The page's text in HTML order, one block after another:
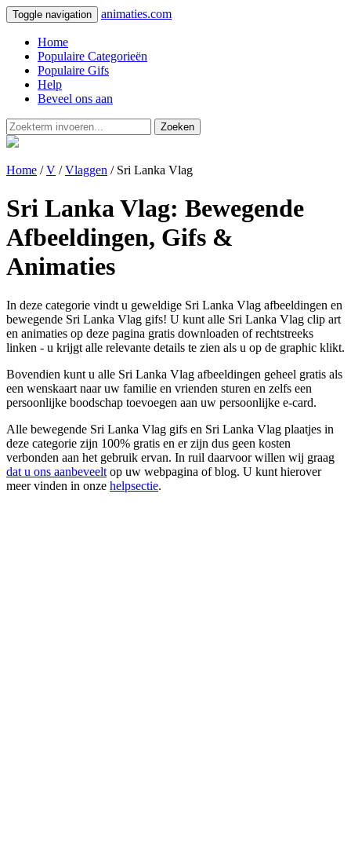
Toggle navigation animaties.com
Home
Populaire Categorieën
Populaire Gifs
Help
Beveel ons aan
Zoeken
Home /V /Vlaggen / Sri Lanka Vlag
Sri Lanka Vlag: Bewegende
Afbeeldingen, Gifs &
Animaties
In deze categorie vindt u geweldige Sri Lanka Vlag afbeeldingen en
bewegende Sri Lanka Vlag gifs! U kunt alle Sri Lanka Vlag clip art
en animaties op deze pagina gratis downloaden of rechtstreeks
linken - u krijgt alle relevante details te zien als u op de graphic klikt.
Bovendien kunt u alle Sri Lanka Vlag afbeeldingen geheel gratis als
een wenskaart naar uw familie en vrienden sturen en zelfs een
persoonlijke boodschap toevoegen aan uw persoonlijke e-card.
Alle bewegende Sri Lanka Vlag gifs en Sri Lanka Vlag plaatjes in
deze categorie zijn 100% gratis en er zijn dus geen kosten
verbonden aan het gebruik ervan. In ruil daarvoor willen wij graag
dat u ons aanbeveelt op uw webpagina of blog. U kunt hierover
meer vinden in onze helpsectie.